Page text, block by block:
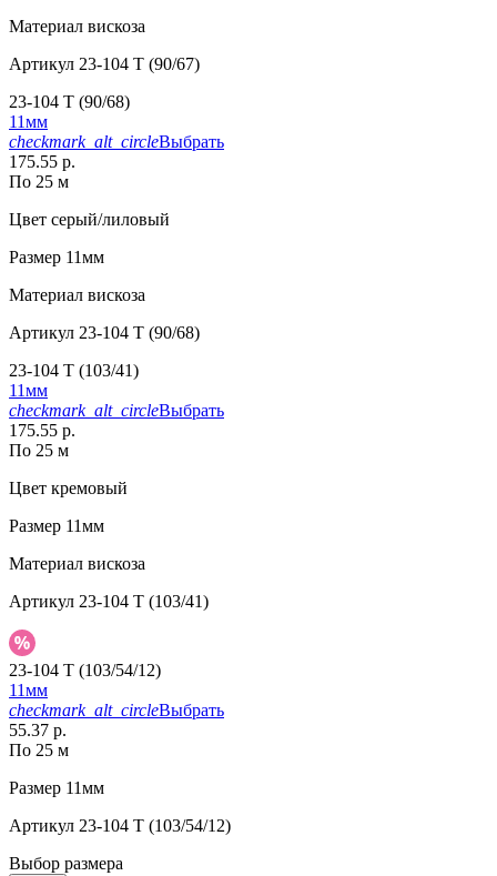
Материал вискоза
Артикул 23-104 T (90/67)
23-104 T (90/68)
11мм
checkmark_alt_circleВыбрать
175.55 р.
По 25 м
Цвет серый/лиловый
Размер 11мм
Материал вискоза
Артикул 23-104 T (90/68)
23-104 T (103/41)
11мм
checkmark_alt_circleВыбрать
175.55 р.
По 25 м
Цвет кремовый
Размер 11мм
Материал вискоза
Артикул 23-104 T (103/41)
23-104 T (103/54/12)
11мм
checkmark_alt_circleВыбрать
55.37 р.
По 25 м
Размер 11мм
Артикул 23-104 T (103/54/12)
Выбор размера